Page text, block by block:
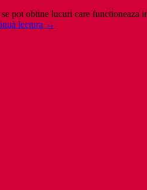
pot obtine lucuri care functioneaza
lectura poetici
→